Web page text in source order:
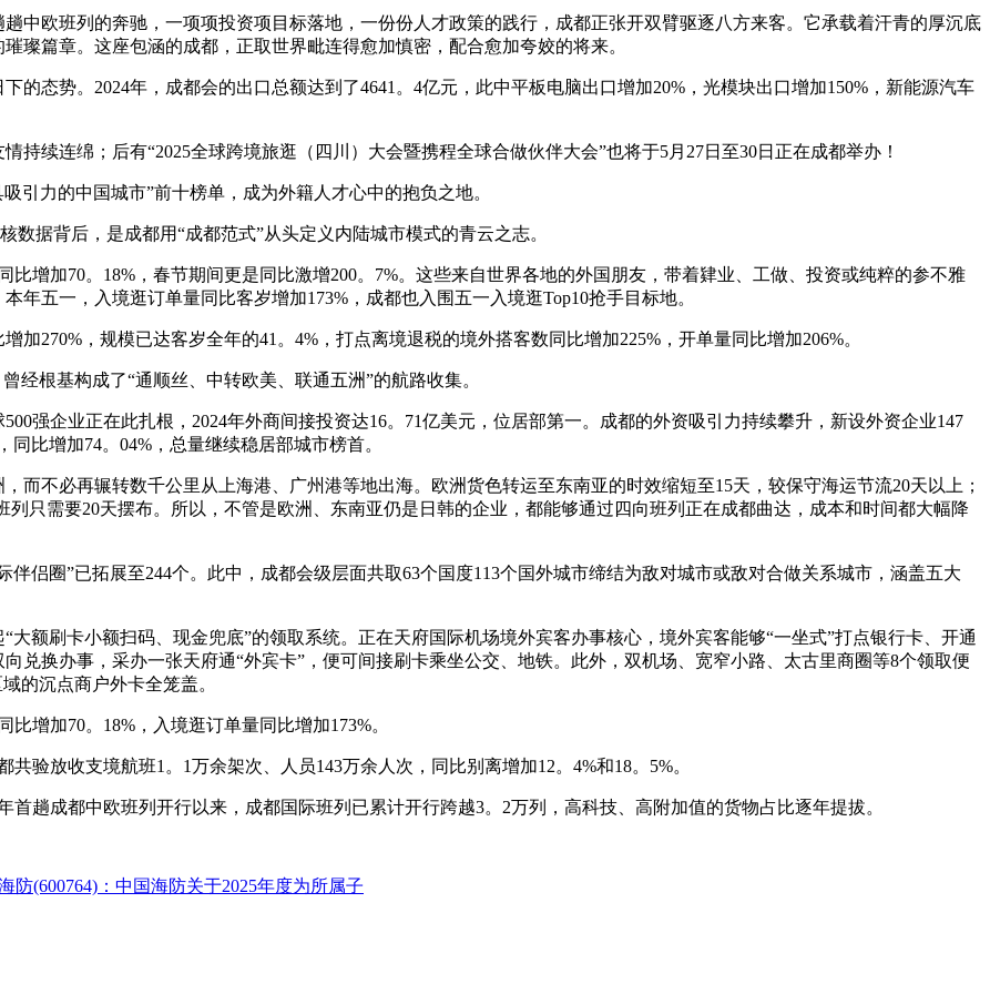
欧班列的奔驰，一项项投资项目标落地，一份份人才政策的践行，成都正张开双臂驱逐八方来客。它承载着汗青的厚沉底
璨篇章。这座包涵的成都，正取世界毗连得愈加慎密，配合愈加夸姣的将来。
态势。2024年，成都会的出口总额达到了4641。4亿元，此中平板电脑出口增加20%，光模块出口增加150%，新能源汽车
续连绵；后有“2025全球跨境旅逛（四川）大会暨携程全球合做伙伴大会”也将于5月27日至30日正在成都举办！
力的中国城市”前十榜单，成为外籍人才心中的抱负之地。
据背后，是成都用“成都范式”从头定义内陆城市模式的青云之志。
增加70。18%，春节期间更是同比激增200。7%。这些来自世界各地的外国朋友，带着肄业、工做、投资或纯粹的参不雅
年五一，入境逛订单量同比客岁增加173%，成都也入围五一入境逛Top10抢手目标地。
，规模已达客岁全年的41。4%，打点离境退税的境外搭客数同比增加225%，开单量同比增加206%。
根基构成了“通顺丝、中转欧美、联通五洲”的航路收集。
强企业正在此扎根，2024年外商间接投资达16。71亿美元，位居部第一。成都的外资吸引力持续攀升，新设外资企业147
比增加74。04%，总量继续稳居部城市榜首。
不必再辗转数千公里从上海港、广州港等地出海。欧洲货色转运至东南亚的时效缩短至15天，较保守海运节流20天以上；
只需要20天摆布。所以，不管是欧洲、东南亚仍是日韩的企业，都能够通过四向班列正在成都曲达，成本和时间都大幅降
圈”已拓展至244个。此中，成都会级层面共取63个国度113个国外城市缔结为敌对城市或敌对合做关系城市，涵盖五大
刷卡小额扫码、现金兜底”的领取系统。正在天府国际机场境外宾客办事核心，境外宾客能够“一坐式”打点银行卡、开通
兑换办事，采办一张天府通“外宾卡”，便可间接刷卡乘坐公交、地铁。此外，双机场、宽窄小路、太古里商圈等8个领取便
的沉点商户外卡全笼盖。
增加70。18%，入境逛订单量同比增加173%。
放收支境航班1。1万余架次、人员143万余人次，同比别离增加12。4%和18。5%。
趟成都中欧班列开行以来，成都国际班列已累计开行跨越3。2万列，高科技、高附加值的货物占比逐年提拔。
防(600764)：中国海防关于2025年度为所属子